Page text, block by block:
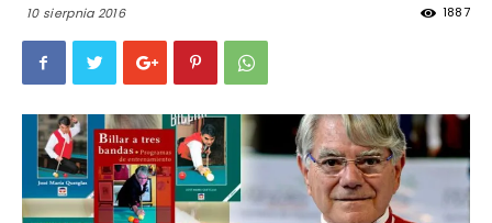
10 sierpnia 2016 1887